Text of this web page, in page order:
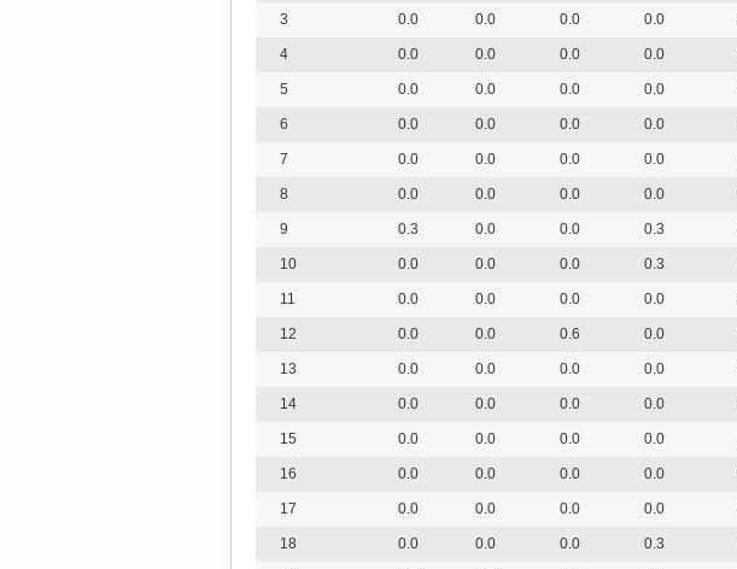
3 0.0 0.0 0.0 0.0
4 0.0 0.0 0.0 0.0
5 0.0 0.0 0.0 0.0
6 0.0 0.0 0.0 0.0
7 0.0 0.0 0.0 0.0
8 0.0 0.0 0.0 0.0
9 0.3 0.0 0.0 0.3
10 0.0 0.0 0.0 0.3
11 0.0 0.0 0.0 0.0
12 0.0 0.0 0.6 0.0
13 0.0 0.0 0.0 0.0
14 0.0 0.0 0.0 0.0
15 0.0 0.0 0.0 0.0
16 0.0 0.0 0.0 0.0
17 0.0 0.0 0.0 0.0
18 0.0 0.0 0.0 0.3